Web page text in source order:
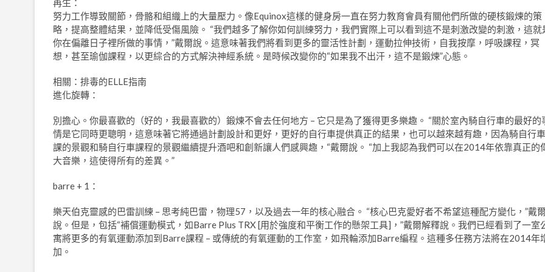
努力工作導致關節，骨骼和組織上的大量壓力。像Equinox這樣的健身房一直在努力教育會員有關他們所做的硬核鍛煉的策
略，提高整體結果，並降低受傷風險。 “我們越多了解你如何訓練努力，我們實際上可以看到這不是刺激改變的刺激，這就
你在偏離日子裡所做的事情，”戴爾說。這意味著我們將看到更多的靈活性計劃，運動拉伸技術，自我按摩，呼吸課程，冥
想，甚至瑜伽課程，以更綜合的方式解決神經系統。是時候改變你的“如果我不出汗，這不是鍛煉”心態。
相關：排毒的ELLE指南
進化旋轉：
別擔心。你最喜歡的（好的，我最喜歡的）鍛煉不會去任何地方 – 它只是為了獲得更多樂趣。 “關於室內騎自行車的最好的
情是它同時更聰明，這意味著它將通過計劃設計和更好，更好的自行車提供真正的結果，也可以越來越有趣，因為騎自行車
課的景觀和騎自行車課程的景觀繼續提升酒吧和創新讓人們感興趣，“戴爾說。 “加上我認為我們可以在2014年依靠真正的
大音樂，這使得所有的差異。”
barre + 1：
樂天伯克靈感的巴雷訓練 – 思考純巴雷，物理57，以及過去一年的核心融合。 “核心巴克愛好者不希望這種配方變化，”戴
說。但是，包括“補償運動模式，如Barre Plus TRX [用於強度和平衡工作的懸架工具]，”戴爾解釋說。我們已經看到了一室
寓將更多的有氧運動添加到Barre課程 – 或傳統的有氧運動的工作室，如飛輪添加Barre編程。這種多任務方法將在2014年
加。